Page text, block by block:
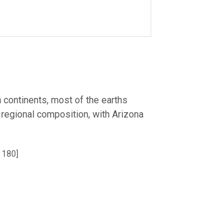
most of the earths
composition, with Arizona